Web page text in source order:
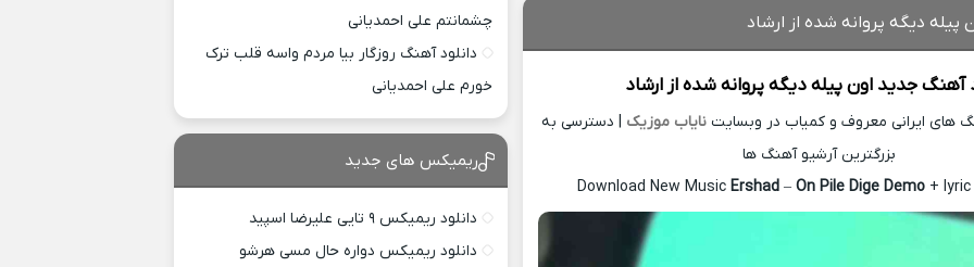
پیله دیگه پروانه شده از ارشاد
آهنگ جدید اون پیله دیگه پروانه شده ازارشاد
های ایرانی معروف و کمیاب در وبسایتنایاب موزیک | دسترسی به
بزرگترین آرشیو آهنگ ها
Download New MusicErshad –On Pile Dige Demo +
چشمانتم علی احمدیانی
دانلود آهنگ روزگار بیا مردم واسه قلب ترک
خورم علی احمدیانی
ریمیکس های جدید
دانلود ریمیکس ۹ تایی علیرضا اسپید
دانلود ریمیکس دواره حال مسی هرشو